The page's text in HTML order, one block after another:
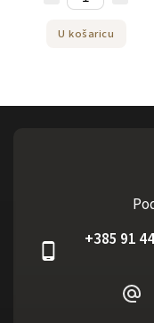
U košaricu
+385 91